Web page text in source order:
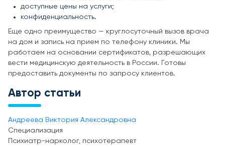
доступные цены на услуги;
конфиденциальность.
Еще одно преимущество — круглосуточный вызов врача
на дом и запись на прием по телефону клиники. Мы
работаем на основании сертификатов, разрешающих
вести медицинскую деятельность в России. Готовы
предоставить документы по запросу клиентов.
Автор статьи
Андреева Виктория Александровна
Специализация
Психиатр-нарколог, психотерапевт